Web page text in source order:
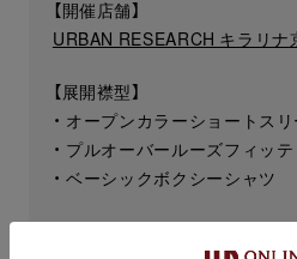
【開催店舗】
URBAN RESEARCH キラリナ
【展開襟型】
・ オープンカラーショートス
・ プルオーバールーズフィッ
・ ベーシックボクシーシャツ
【納期】